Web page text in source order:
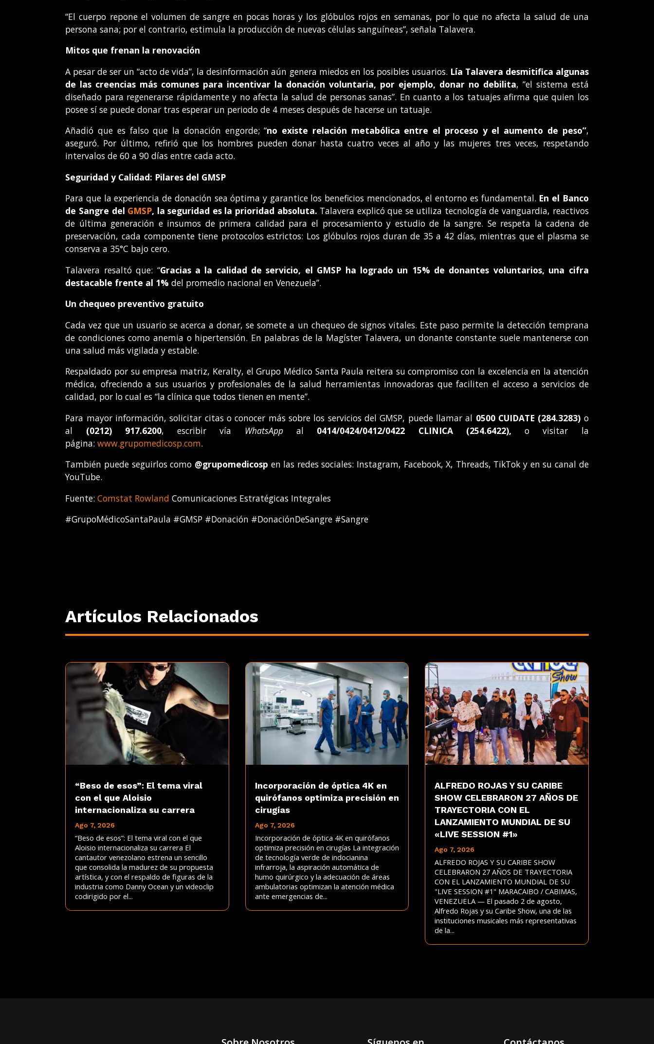
“El cuerpo repone el volumen de sangre en pocas horas y los glóbulos rojos en semanas, por lo que no afecta la salud de una
persona sana; por el contrario, estimula la producción de nuevas células sanguíneas”, señala Talavera.
Mitos que frenan la renovación
A pesar de ser un “acto de vida”, la desinformación aún genera miedos en los posibles usuarios. Lía Talavera desmitifica algunas
de las creencias más comunes para incentivar la donación voluntaria, por ejemplo, donar no debilita, “el sistema está
diseñado para regenerarse rápidamente y no afecta la salud de personas sanas”. En cuanto a los tatuajes afirma que quien los
posee sí se puede donar tras esperar un periodo de 4 meses después de hacerse un tatuaje.
Añadió que es falso que la donación engorde; “no existe relación metabólica entre el proceso y el aumento de peso”,
aseguró. Por último, refirió que los hombres pueden donar hasta cuatro veces al año y las mujeres tres veces, respetando
intervalos de 60 a 90 días entre cada acto.
Seguridad y Calidad: Pilares del GMSP
Para que la experiencia de donación sea óptima y garantice los beneficios mencionados, el entorno es fundamental. En el Banco
de Sangre del GMSP, la seguridad es la prioridad absoluta. Talavera explicó que se utiliza tecnología de vanguardia, reactivos
de última generación e insumos de primera calidad para el procesamiento y estudio de la sangre. Se respeta la cadena de
preservación, cada componente tiene protocolos estrictos: Los glóbulos rojos duran de 35 a 42 días, mientras que el plasma se
conserva a 35°C bajo cero.
Talavera resaltó que: “Gracias a la calidad de servicio, el GMSP ha logrado un 15% de donantes voluntarios, una cifra
destacable frente al 1% del promedio nacional en Venezuela”.
Un chequeo preventivo gratuito
Cada vez que un usuario se acerca a donar, se somete a un chequeo de signos vitales. Este paso permite la detección temprana
de condiciones como anemia o hipertensión. En palabras de la Magíster Talavera, un donante constante suele mantenerse con
una salud más vigilada y estable.
Respaldado por su empresa matriz, Keralty, el Grupo Médico Santa Paula reitera su compromiso con la excelencia en la atención
médica, ofreciendo a sus usuarios y profesionales de la salud herramientas innovadoras que faciliten el acceso a servicios de
calidad, por lo cual es “la clínica que todos tienen en mente”.
Para mayor información, solicitar citas o conocer más sobre los servicios del GMSP, puede llamar al 0500 CUIDATE (284.3283) o
al (0212) 917.6200, escribir vía WhatsAppal 0414/0424/0412/0422 CLINICA (254.6422),
o visitar la
página:www.grupomedicosp.com.
También puede seguirlos como @grupomedicosp en las redes sociales: Instagram, Facebook, X, Threads, TikTok y en su canal de
YouTube.
Fuente:Comstat Rowland Comunicaciones Estratégicas Integrales
#GrupoMédicoSantaPaula #GMSP #Donación #DonaciónDeSangre #Sangre
Artículos Relacionados
“Beso de esos”: El tema viral
con el que Aloisio
internacionaliza su carrera
Ago 7, 2026
“Beso de esos”: El tema viral con el que
Aloisio internacionaliza su carrera El
cantautor venezolano estrena un sencillo
que consolida la madurez de su propuesta
artística, y con el respaldo de figuras de la
industria como Danny Ocean y un videoclip
codirigido por el...
Incorporación de óptica 4K en
quirófanos optimiza precisión en
cirugías
Ago 7, 2026
Incorporación de óptica 4K en quirófanos
optimiza precisión en cirugías La integración
de tecnología verde de indocianina
infrarroja, la aspiración automática de
humo quirúrgico y la adecuación de áreas
ambulatorias optimizan la atención médica
ante emergencias de...
ALFREDO ROJAS Y SU CARIBE
SHOW CELEBRARON 27 AÑOS DE
TRAYECTORIA CON EL
LANZAMIENTO MUNDIAL DE SU
«LIVE SESSION #1»
Ago 7, 2026
ALFREDO ROJAS Y SU CARIBE SHOW
CELEBRARON 27 AÑOS DE TRAYECTORIA
CON EL LANZAMIENTO MUNDIAL DE SU
"LIVE SESSION #1" MARACAIBO / CABIMAS,
VENEZUELA — El pasado 2 de agosto,
Alfredo Rojas y su Caribe Show, una de las
instituciones musicales más representativas
de la...